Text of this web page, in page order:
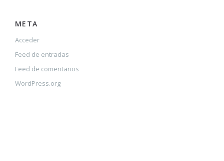
META
Acceder
Feed de entradas
Feed de comentarios
WordPress.org